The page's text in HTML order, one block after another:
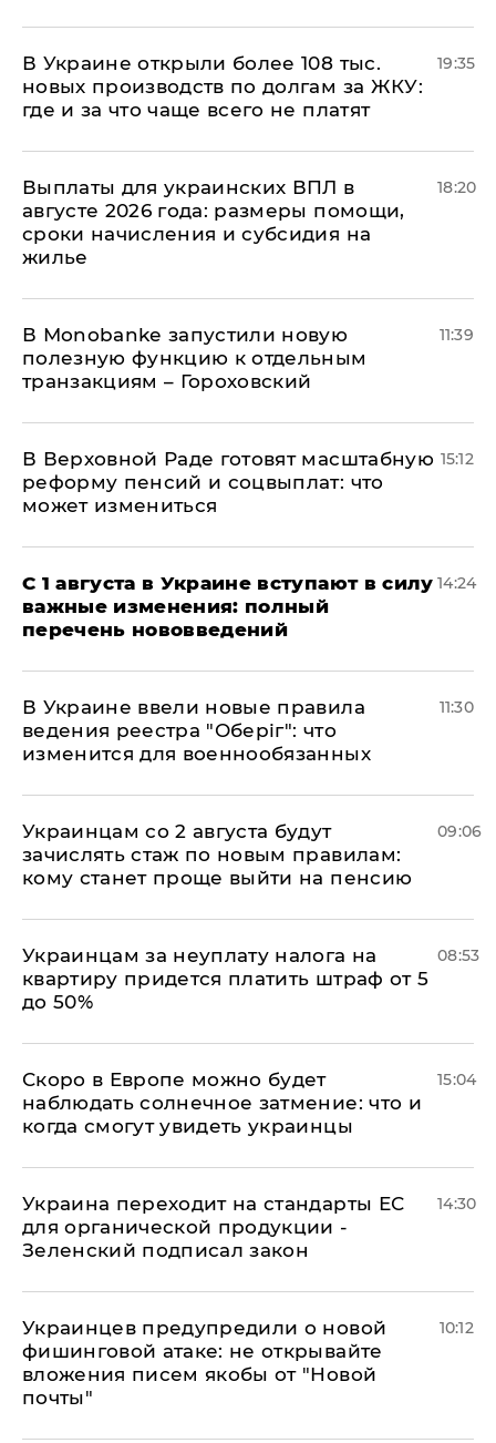
В Украине открыли более 108 тыс.
новых производств по долгам за ЖКУ:
где и за что чаще всего не платят
19:35
Выплаты для украинских ВПЛ в
августе 2026 года: размеры помощи,
сроки начисления и субсидия на
жилье
18:20
В Мonobankе запустили новую
полезную функцию к отдельным
транзакциям – Гороховский
11:39
В Верховной Раде готовят масштабную
реформу пенсий и соцвыплат: что
может измениться
15:12
С 1 августа в Украине вступают в силу
важные изменения: полный
перечень нововведений
14:24
В Украине ввели новые правила
ведения реестра "Оберіг": что
изменится для военнообязанных
11:30
Украинцам со 2 августа будут
зачислять стаж по новым правилам:
кому станет проще выйти на пенсию
09:06
Украинцам за неуплату налога на
квартиру придется платить штраф от 5
до 50%
08:53
Скоро в Европе можно будет
наблюдать солнечное затмение: что и
когда смогут увидеть украинцы
15:04
Украина переходит на стандарты ЕС
для органической продукции -
Зеленский подписал закон
14:30
Украинцев предупредили о новой
фишинговой атаке: не открывайте
вложения писем якобы от "Новой
почты"
10:12